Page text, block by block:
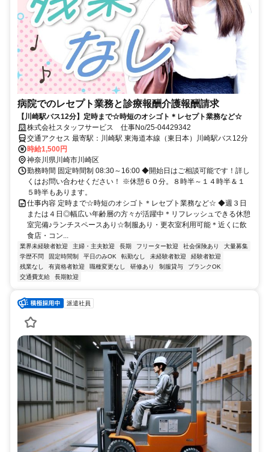
病院でのレセプト業務と診療報酬介護報酬請求
【川崎駅バス12分】定時まで☆時短のオシゴト＊レセプト業務など☆
株式会社スタッフサービス 仕事No/25-04429342
交通アクセス 最寄駅：川崎駅 東海道本線（東日本）川崎駅バス12分
時給1,500円
神奈川県川崎市川崎区
勤務時間 固定時間制 08:30～16:00 ◆開始日はご相談可能です！詳し
くはお問い合わせください！ ※休憩６０分。８時半～１４時半＆１
５時半もあります。
仕事内容 定時まで☆時短のオシゴト＊レセプト業務など☆ ◆週３日
または４日◎幅広い年齢層の方々が活躍中＊リフレッシュできる休憩
室完備♪ランチスペースあり☆制服あり・更衣室利用可能＊近くに飲
食店・コン...
業界未経験者歓迎 主婦・主夫歓迎 長期 フリーター歓迎 社会保険あり
大量募集
学歴不問
固定時間制 平日のみOK 転勤なし 未経験者歓迎
経験者歓迎
残業なし
有資格者歓迎 職種変更なし 研修あり 制服貸与
ブランクOK
交通費支給
長期歓迎
派遣社員